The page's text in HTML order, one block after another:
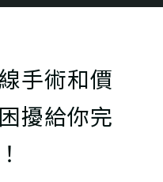
手術和價
擾給你完